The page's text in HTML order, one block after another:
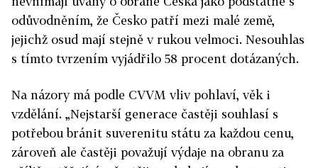
odůvodněním, že Česko patří mezi malé země,
jejichž osud mají stejně v rukou velmoci. Nesouhlas
s tímto tvrzením vyjádřilo 58 procent dotázaných.
Na názory má podle CVVM vliv pohlaví, věk i
vzdělání. „Nejstarší generace častěji souhlasí s
potřebou bránit suverenitu státu za každou cenu,
zároveň ale častěji považují výdaje na obranu za